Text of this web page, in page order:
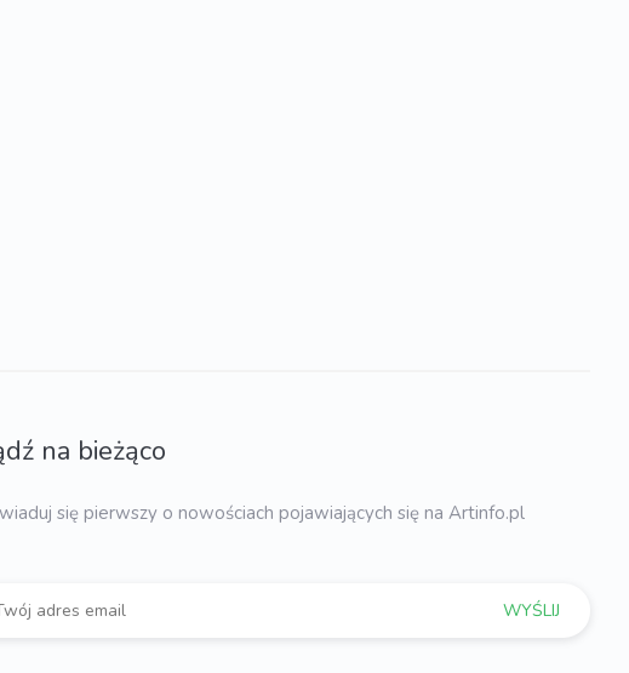
na bieżąco
się pierwszy o nowościach pojawiających się na Artinfo.pl
WYŚLIJ